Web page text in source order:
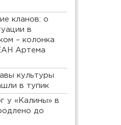
кланов: о
в
– колонка
Артема
культуры
в тупик
у «Калины» в
до